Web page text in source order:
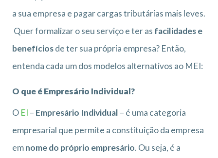
a sua empresa e pagar cargas tributárias mais leves.
Quer formalizar o seu serviço e ter as facilidades e
benefíciosde ter sua própria empresa? Então,
entenda cada um dos modelos alternativos ao MEI:
O que é Empresário Individual?
O EI – Empresário Individual – é uma categoria
empresarial que permite a constituição da empresa
emnome do próprio empresário. Ou seja, é a